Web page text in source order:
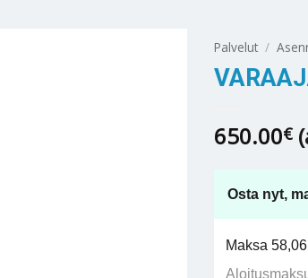
Palvelut /
650.00€
Osta nyt,
Maksa